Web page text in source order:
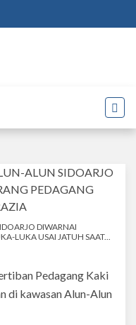
DIWARNAI
LUKA USAI JATUH SAAT...
Pedagang Kaki
di kawasan Alun-Alun